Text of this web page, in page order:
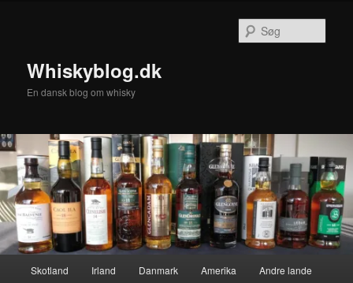
Whiskyblog.dk
En dansk blog om whisky
Skotland Irland Danmark Amerika Andre lande